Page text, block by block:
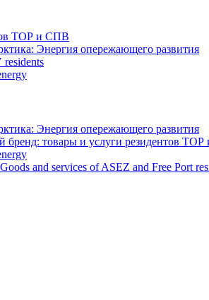
ТОР и СПВ
Энергия опережающего развития
residents
Энергия опережающего развития
бренд: товары и услуги резидентов
and services of ASEZ and Free Port